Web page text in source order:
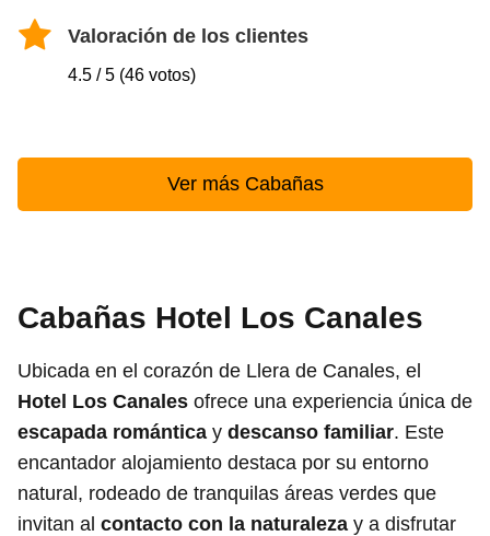
Valoración de los clientes
4.5 / 5 (46 votos)
Ver más Cabañas
Cabañas Hotel Los Canales
Ubicada en el corazón de Llera de Canales, el
Hotel Los Canales ofrece una experiencia única de
escapada romántica y descanso familiar. Este
encantador alojamiento destaca por su entorno
natural, rodeado de tranquilas áreas verdes que
invitan al contacto con la naturaleza y a disfrutar